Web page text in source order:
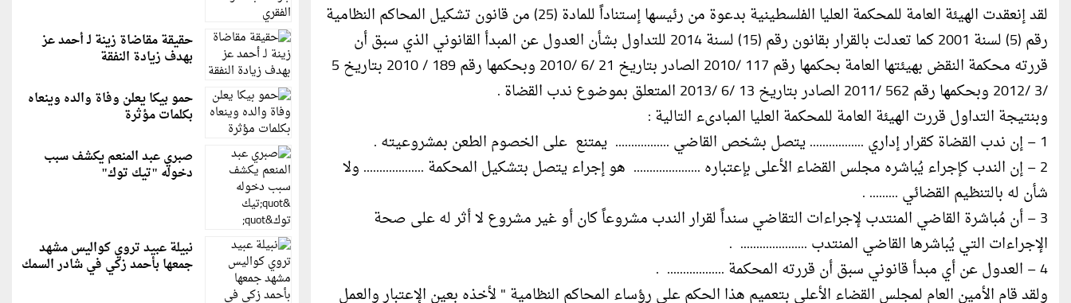
لقد إنعقدت الهيئة العامة للمحكمة العليا الفلسطينية بدعوة من رئيسها إستناداً للمادة (25) من قانون تشكيل المحاكم النظامية
رقم (5) لسنة 2001 كما تعدلت بالقرار بقانون رقم (15) لسنة 2014 للتداول بشأن العدول عن المبدأ القانوني الذي سبق أن
قررته محكمة النقض بهيئتها العامة بحكمها رقم 117 /2010 الصادر بتاريخ 21 /6 /2010 وبحكمها رقم 189 / 2010 بتاريخ 5
/3 /2012 وبحكمها رقم 562 /2011 الصادر بتاريخ 13 /6 /2013 المتعلق بموضوع ندب القضاة .
وبنتيجة التداول قررت الهيئة العامة للمحكمة العليا المبادىء التالية :
1 – إن ندب القضاة كقرار إداري ................. يتصل بشخص القاضي ................. يمتنع على الخصوم الطعن بمشروعيته .
2 – إن الندب كإجراء يُباشره مجلس القضاء الأعلى بإعتباره ..................... هو إجراء يتصل بتشكيل المحكمة ................... ولا
شأن له بالتنظيم القضائي ......... .
3 – أن مُباشرة القاضي المنتدب لإجراءات التقاضي سنداً لقرار الندب مشروعاً كان أو غير مشروع لا أثر له على صحة
الإجراءات التي يُباشرها القاضي المنتدب ..................... .
4 – العدول عن أي مبدأ قانوني سبق أن قررته المحكمة .................. .
ولقد قام الأمين العام لمجلس القضاء الأعلى بتعميم هذا الحكم على رؤساء المحاكم النظامية " لأخذه بعين الإعتبار والعمل
حقيقة مقاضاة زينة لـ أحمد عز
بهدف زيادة النفقة
حمو بيكا يعلن وفاة والده وينعاه
بكلمات مؤثرة
صبري عبد المنعم يكشف سبب
دخوله "تيك توك"
نبيلة عبيد تروي كواليس مشهد
جمعها بأحمد زكي في شادر السمك